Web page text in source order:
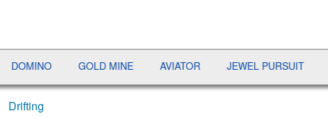
GOLD MINE AVIATOR JEWEL PURSUIT
Drifting